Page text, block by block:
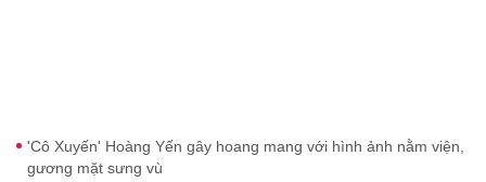
'Cô Xuyến' Hoàng Yến gây hoang mang với hình ảnh nằm viện,
gương mặt sưng vù